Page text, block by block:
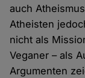
auch
Atheisten
nicht als
Veganer – als
Argumenten